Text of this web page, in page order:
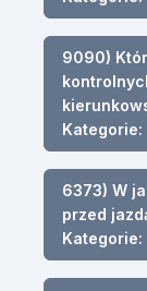
9090)
Kategorie:
6373) W
przed
Kategorie: